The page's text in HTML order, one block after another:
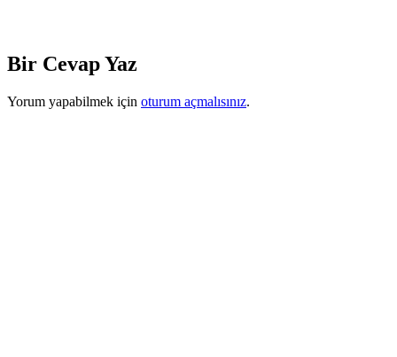
Bir Cevap Yaz
Yorum yapabilmek için oturum açmalısınız.